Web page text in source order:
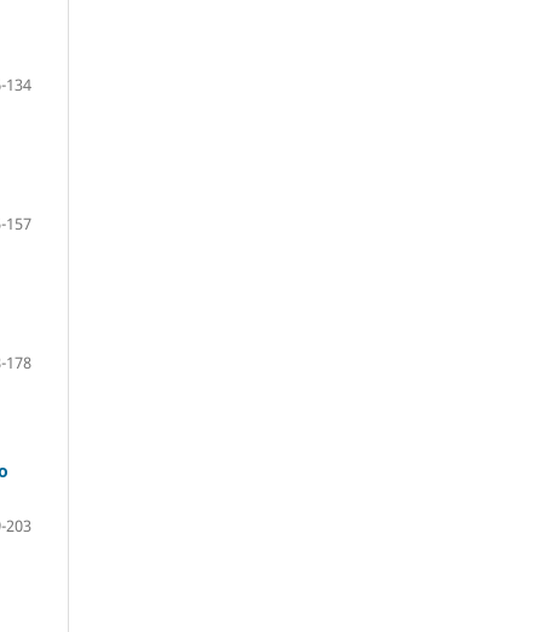
134
157
178
203